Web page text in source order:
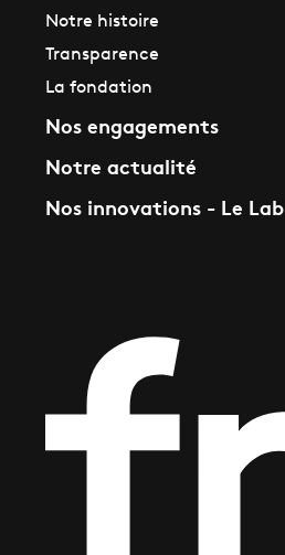
Notre histoire
Transparence
La fondation
Nos engagements
Notre actualité
Nos innovations - Le Lab